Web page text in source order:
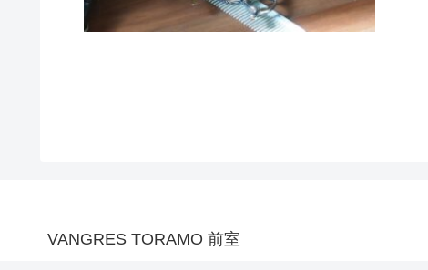
VANGRES TORAMO 前室